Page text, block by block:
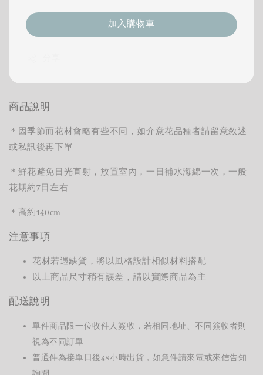
加入購物車
商品說明
＊因季節而花材會略有些不同，如介意花品種者請留意敘述
或私訊後再下單
＊鮮花避免日光直射，放置室內，一日補水海綿一次，一般
花期約7日左右
＊ 高約140cm
注意事項
花材若遇缺貨，將以風格設計相似材料搭配
以上商品尺寸稍有誤差，請以實際商品為主
配送說明
單件商品限一位收件人簽收，若相同地址、不同簽收者則
視為不同訂單
普通件為接單日後48小時出貨，如急件請來電或來信告知